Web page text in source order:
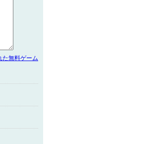
た無料ゲーム